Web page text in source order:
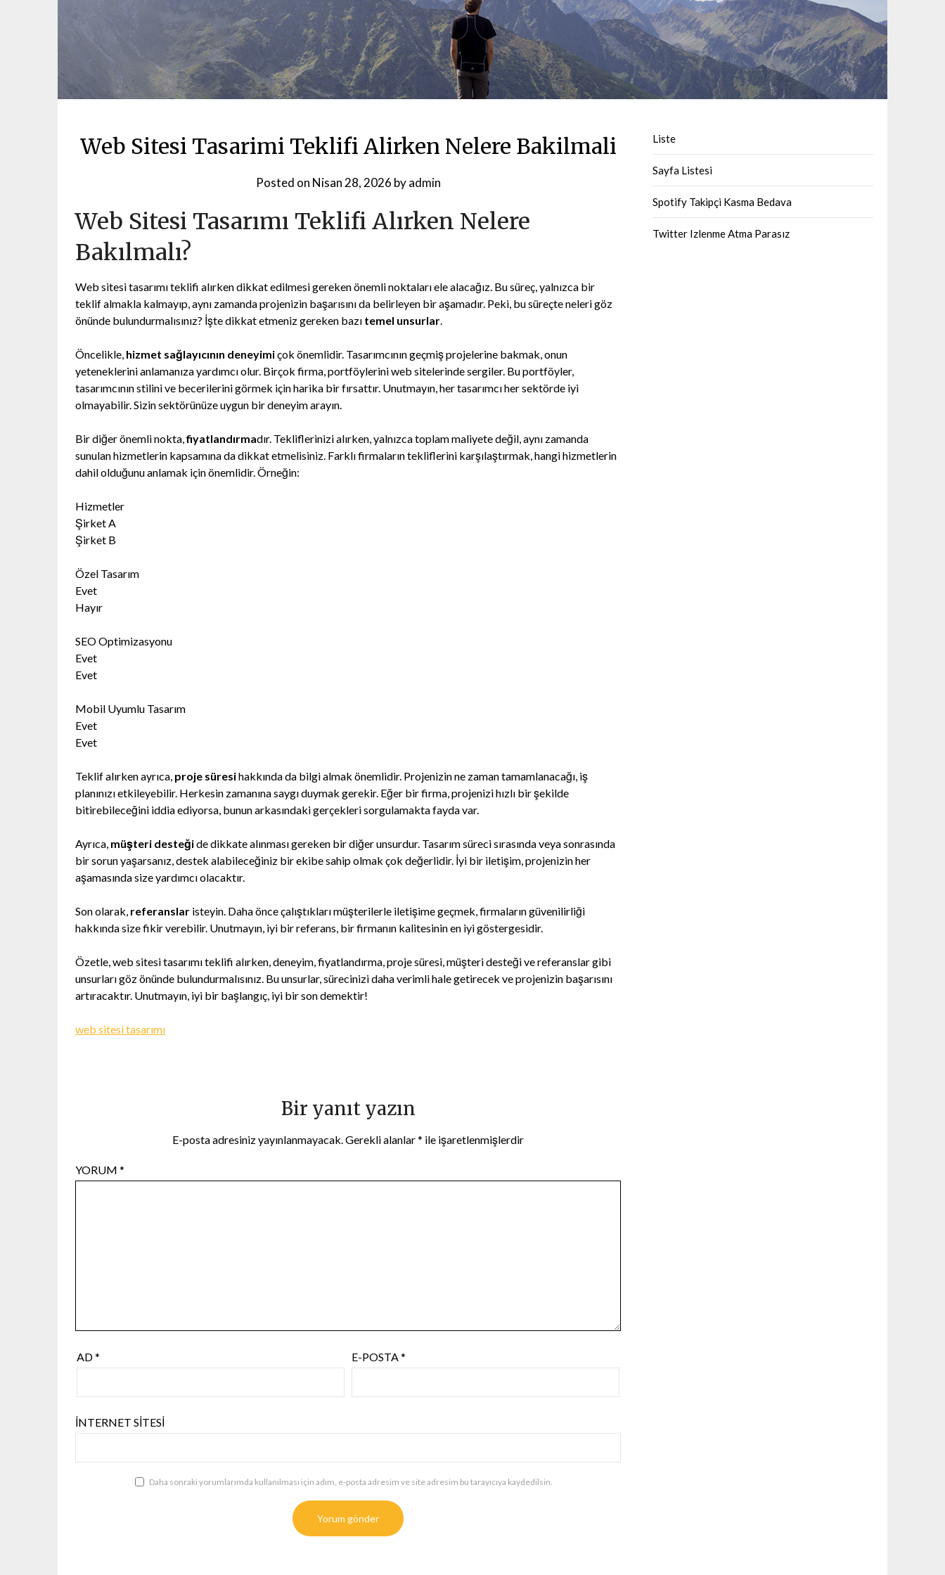
Web Sitesi Tasarimi Teklifi Alirken Nelere Bakilmali
Posted on Nisan 28, 2026 byadmin
Web Sitesi Tasarımı Teklifi Alırken Nelere
Bakılmalı?
Web sitesi tasarımı teklifi alırken dikkat edilmesi gereken önemli noktaları ele alacağız. Bu süreç, yalnızca bir
teklif almakla kalmayıp, aynı zamanda projenizin başarısını da belirleyen bir aşamadır. Peki, bu süreçte neleri göz
önünde bulundurmalısınız? İşte dikkat etmeniz gereken bazı temel unsurlar.
Öncelikle, hizmet sağlayıcının deneyimiçok önemlidir. Tasarımcının geçmiş projelerine bakmak, onun
yeteneklerini anlamanıza yardımcı olur. Birçok firma, portföylerini web sitelerinde sergiler. Bu portföyler,
tasarımcının stilini ve becerilerini görmek için harika bir fırsattır. Unutmayın, her tasarımcı her sektörde iyi
olmayabilir. Sizin sektörünüze uygun bir deneyim arayın.
Bir diğer önemli nokta,fiyatlandırmadır. Tekliflerinizi alırken, yalnızca toplam maliyete değil, aynı zamanda
sunulan hizmetlerin kapsamına da dikkat etmelisiniz. Farklı firmaların tekliflerini karşılaştırmak, hangi hizmetlerin
dahil olduğunu anlamak için önemlidir. Örneğin:
Hizmetler
Şirket A
Şirket B
Özel Tasarım
Evet
Hayır
SEO Optimizasyonu
Evet
Evet
Mobil Uyumlu Tasarım
Evet
Evet
Teklif alırken ayrıca, proje süresihakkında da bilgi almak önemlidir. Projenizin ne zaman tamamlanacağı, iş
planınızı etkileyebilir. Herkesin zamanına saygı duymak gerekir. Eğer bir firma, projenizi hızlı bir şekilde
bitirebileceğini iddia ediyorsa, bunun arkasındaki gerçekleri sorgulamakta fayda var.
Ayrıca, müşteri desteğide dikkate alınması gereken bir diğer unsurdur. Tasarım süreci sırasında veya sonrasında
bir sorun yaşarsanız, destek alabileceğiniz bir ekibe sahip olmak çok değerlidir. İyi bir iletişim, projenizin her
aşamasında size yardımcı olacaktır.
Son olarak, referanslar isteyin. Daha önce çalıştıkları müşterilerle iletişime geçmek, firmaların güvenilirliği
hakkında size fikir verebilir. Unutmayın, iyi bir referans, bir firmanın kalitesinin en iyi göstergesidir.
Özetle, web sitesi tasarımı teklifi alırken, deneyim, fiyatlandırma, proje süresi, müşteri desteği ve referanslar gibi
unsurları göz önünde bulundurmalısınız. Bu unsurlar, sürecinizi daha verimli hale getirecek ve projenizin başarısını
artıracaktır. Unutmayın, iyi bir başlangıç, iyi bir son demektir!
web sitesi tasarımı
Bir yanıt yazın
E-posta adresiniz yayınlanmayacak.Gerekli alanlar* ile işaretlenmişlerdir
YORUM *
AD* E-POSTA*
İNTERNET SITESI
Daha sonraki yorumlarımda kullanılması için adım, e-posta adresim ve site adresim bu tarayıcıya kaydedilsin.
Liste
Sayfa Listesi
Spotify Takipçi Kasma Bedava
Twitter Izlenme Atma Parasız